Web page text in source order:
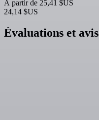
À partir de 25,41 $US
24,14 $US
Évaluations et avis